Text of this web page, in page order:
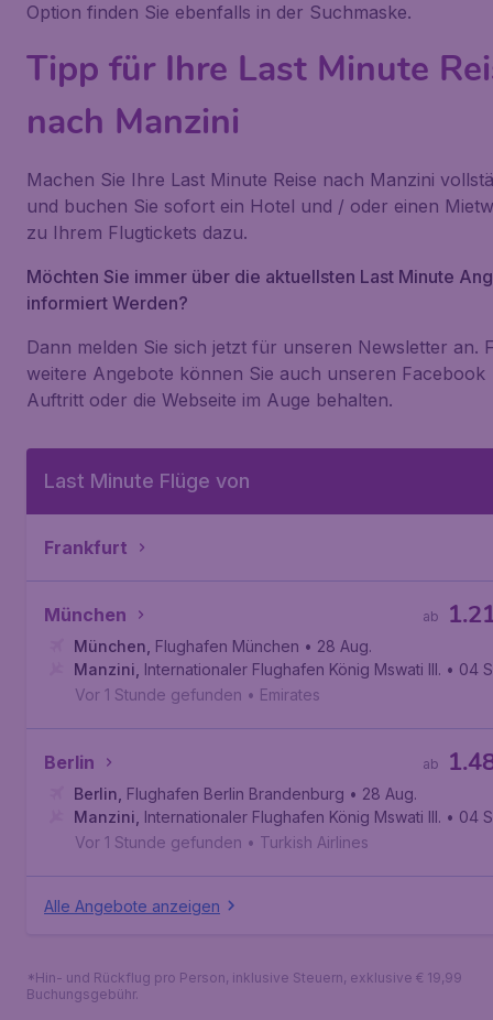
Option finden Sie ebenfalls in der Suchmaske.
Tipp für Ihre Last Minute
nach Manzini
Machen Sie Ihre Last Minute Reise nach Manzini
und buchen Sie sofort ein Hotel und / oder einen
zu Ihrem Flugtickets dazu.
Möchten Sie immer über die aktuellsten Last Minute
informiert Werden?
Dann melden Sie sich jetzt für unseren Newsletter an.
weitere Angebote können Sie auch unseren Facebook
Auftritt oder die Webseite im Auge behalten.
Last Minute Flüge von
Frankfurt
München ab
München Flughafen München • 28 Aug.
Manzini Internationaler Flughafen König Mswati III. • 04
Vor 1 Stunde gefunden • Emirates
Berlin ab
Berlin Flughafen Berlin Brandenburg • 28 Aug.
Manzini Internationaler Flughafen König Mswati III. • 04
Vor 1 Stunde gefunden • Turkish Airlines
Alle Angebote anzeigen
*Hin- und Rückflug pro Person, inklusive Steuern, exklusive € 19,99
Buchungsgebühr.